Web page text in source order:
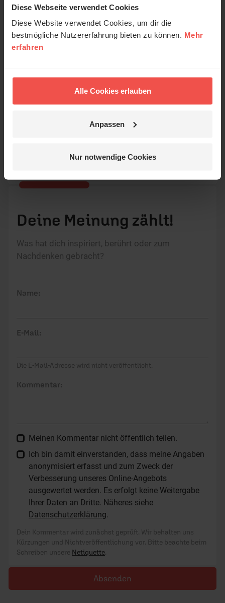
Diese Webseite verwendet Cookies
Diese Website verwendet Cookies, um dir die
bestmögliche Nutzererfahrung bieten zu können. Mehr
erfahren
Alle Cookies erlauben
Anpassen
Nur notwendige Cookies
GAR NICHT OKAY GUT
Artikel sind kostenlos, da wir uns über Spenden
Deine Meinung zählt!
Was hat dich inspiriert, berührt oder zum
Nachdenken gebracht?
Name:
E-Mail:
Die E-Mail-Adresse wird nicht veröffentlicht.
Kommentar:
Meinen Kommentar nicht öffentlich teilen.
Ich bin damit einverstanden, dass meine Angaben
anonymisiert erfasst und zum Zweck der
Verbesserung unseres Online-Angebots
ausgewertet werden. Es erfolgt keine Weitergabe
Ihrer Daten an Dritte. Näheres siehe
Datenschutzerklärung.
Dein Kommentar wird zunächst geprüft. Wir behalten uns
Kürzungen und Nichtveröffentlichung vor. Bitte beachte beim
Schreiben unsere Netiquette.
Absenden